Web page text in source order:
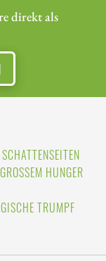
direkt als
HUNGER A
TRUMPF